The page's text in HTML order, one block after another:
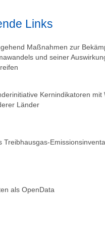
Stoffkreisläufe, es
verändern sich und mit
Gesundheit kann unter
oder
werden. Im
ist die weitere
Emissionenerforderlich.
bis
Links
Maßnahmen zur
und seiner
Kernindikatoren mit
Länder
Treibhausgas-
als OpenData